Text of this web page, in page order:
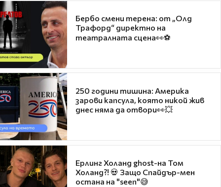
Бербо смени терена: от „Олд
Трафорд“ директно на
театралната сцена👀⚽
250 години тишина: Америка
зарови капсула, която никой жив
днес няма да отвори👀💥
Ерлинг Холанд ghost-на Том
Холанд?! 💀 Защо Спайдър-мен
остана на "seen"😅